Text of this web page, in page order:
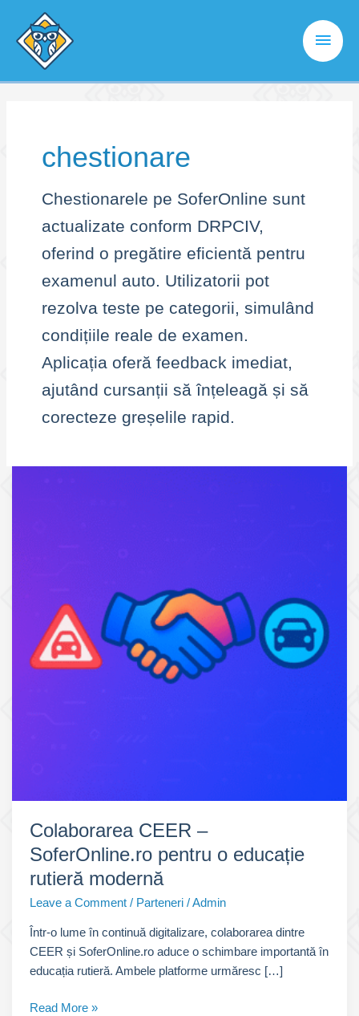
content
Main
chestionare
Chestionarele pe SoferOnline sunt
actualizate conform DRPCIV,
oferind o pregătire eficientă pentru
examenul auto. Utilizatorii pot
rezolva teste pe categorii, simulând
condițiile reale de examen.
Aplicația oferă feedback imediat,
ajutând cursanții să înțeleagă și să
corecteze greșelile rapid.
Colaborarea CEER –
SoferOnline.ro pentru o educație
rutieră modernă
Leave a Comment / Parteneri /Admin
Într-o lume în continuă digitalizare, colaborarea dintre
CEER și SoferOnline.ro aduce o schimbare importantă în
educația rutieră. Ambele platforme urmăresc […]
Colaborarea
Read More »